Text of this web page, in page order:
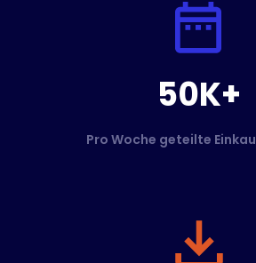
50K+
Pro Woche geteilte